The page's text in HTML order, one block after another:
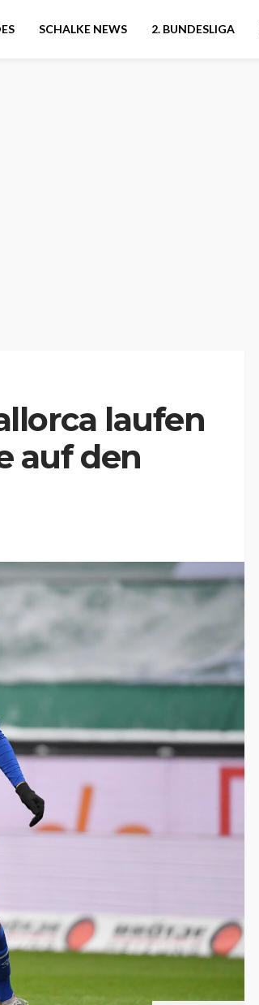
SCHALKE NEWS 2. BUNDESLIGA
laufen
auf den